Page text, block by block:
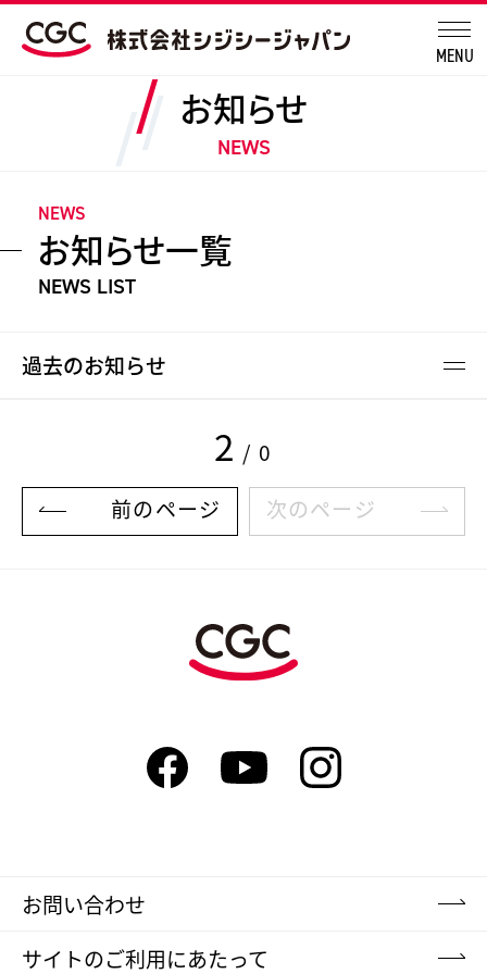
MENU
お知らせ
NEWS
NEWS
お知らせ一覧
NEWS LIST
過去のお知らせ
前のページ
2 / 0
次のページ
お問い合わせ
サイトのご利用にあたって